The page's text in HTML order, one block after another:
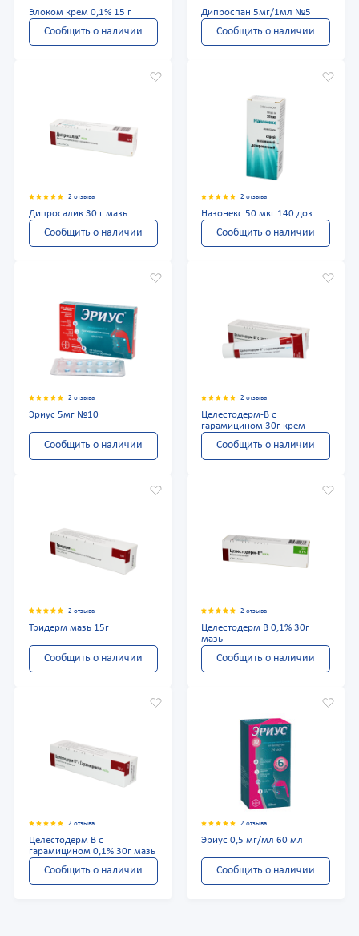
Элоком крем 0,1% 15 г
Сообщить о наличии
Дипроспан 5мг/1мл №5
Сообщить о наличии
2 отзыва
Дипросалик 30 г мазь
Сообщить о наличии
2 отзыва
Назонекс 50 мкг 140 доз
Сообщить о наличии
2 отзыва
Эриус 5мг №10
Сообщить о наличии
2 отзыва
Целестодерм-В с
гарамицином 30г крем
Сообщить о наличии
2 отзыва
Тридерм мазь 15г
Сообщить о наличии
2 отзыва
Целестодерм В 0,1% 30г
мазь
Сообщить о наличии
2 отзыва
Целестодерм В с
гарамицином 0,1% 30г мазь
Сообщить о наличии
2 отзыва
Эриус 0,5 мг/мл 60 мл
Сообщить о наличии